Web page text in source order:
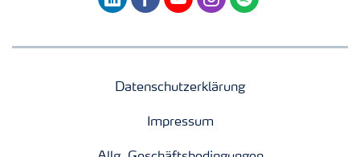
Datenschutzerklärung
Impressum